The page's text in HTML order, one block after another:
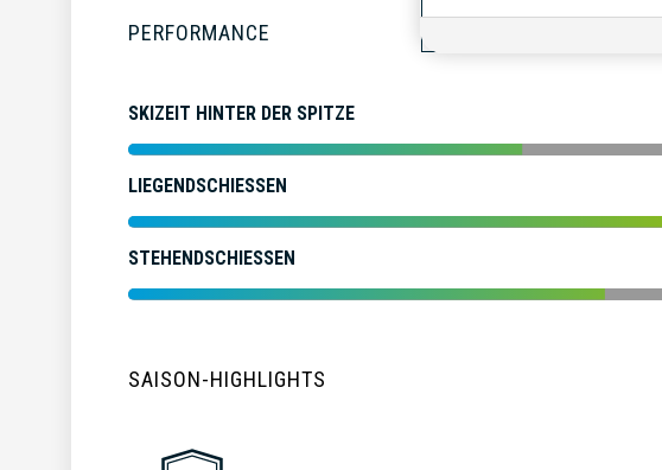
PERFORMANCE
SKIZEIT HINTER DER SPITZE
LIEGENDSCHIESSEN
STEHENDSCHIESSEN
SAISON-HIGHLIGHTS